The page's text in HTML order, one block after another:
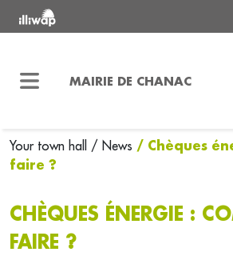
MAIRIE DE CHANAC
Your town hall / News / Chèques
faire ?
CHÈQUES ÉNERGIE :
FAIRE ?